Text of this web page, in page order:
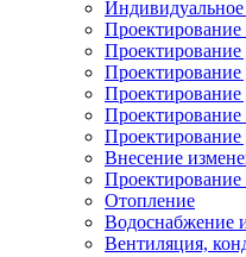
Проектирование
Проектирование
Проектирование
Проектирование
Внесение
Отопление
Водоснабжение
Вентиляция,